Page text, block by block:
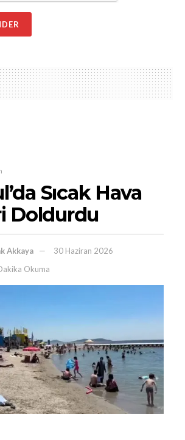
Sıcak Hava
Doldurdu
Akkaya
30 Haziran 2026
Okuma